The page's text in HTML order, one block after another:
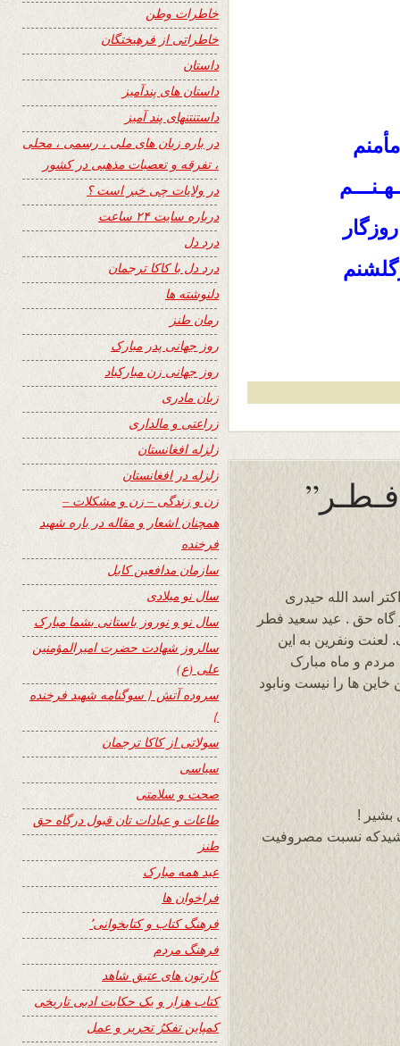
اسد الله حیدری
گاه حق . عید سعید فطر
لعنت ونفرین به این
و ماه مبارک
خاین ها را نیست ونابود
بشیر !
نسبت مصروفیت
خاطرات وطن
خاطراتی از فرهیختگان
داستان
داستان های پندآمیز
داستنتنهای پند آمیز
در باره زبان های ملی ، رسمی ، محلی
، تفرقه و تعصبات مذهبی در کشور
در ولایات چی خبر است ؟
درباره سایت ۲۴ ساعت
درد دل
درد دل با کاکا ترجمان
دلنوشته ها
رمان طنز
روز جهانی پدر مبارک
روز جهانی زن مبارکباد
زبان مادری
زراعتی و مالداری
زلزله افغانستان
زلزله در افغانستان
زن و زندگی – زن و مشکلات –
همچنان اشعار و مقاله در باره شهید
فرخنده
سازمان مدافعین کابل
سال نو میلادی
سال نو و نوروز باستانی بشما مبارک
سالروز شهادت حضرت امیرالمؤمنین
علی (ع)
سروده آتش { سوگنامه شهید فرخنده
}
سولاتی از کاکا ترجمان
سیاسی
صحت و سلامتی
طاعات و عبادات تان قبول درگاه حق
طنز
عید همه مبارک
فراخوان ها
فرهنگ کتاب و کتابخوانی٬
فرهنگ مردم
کارتون های عتیق شاهد
کتاب هزار و یک حکایت ادبی تاریخی
کمپاین تفکرُ تحریر و عمل